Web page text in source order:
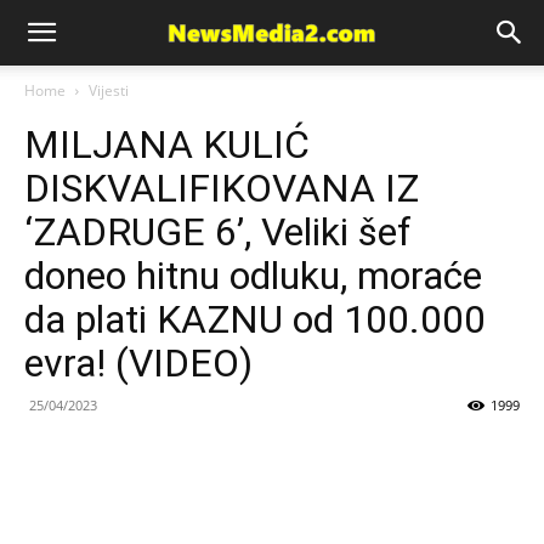
News
Media
Home Vijesti
MILJANA KULIĆ
DISKVALIFIKOVANA IZ
‘ZADRUGE 6’, Veliki šef
doneo hitnu odluku, moraće
da plati KAZNU od 100.000
evra! (VIDEO)
25/04/2023 1999